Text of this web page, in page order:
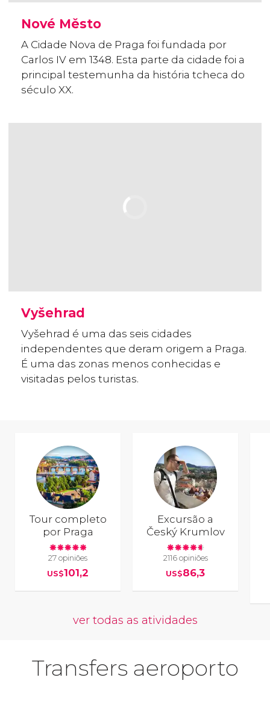
Nové Město
A Cidade Nova de Praga foi fundada por
Carlos IV em 1348. Esta parte da cidade foi a
principal testemunha da história tcheca do
século XX.
Vyšehrad
Vyšehrad é uma das seis cidades
independentes que deram origem a Praga.
É uma das zonas menos conhecidas e
visitadas pelos turistas.
Tour completo
por Praga
27 opiniões
US$101,2
Excursão a
Český Krumlov
2116 opiniões
US$86,3
ver todas as atividades
Transfers aeroporto